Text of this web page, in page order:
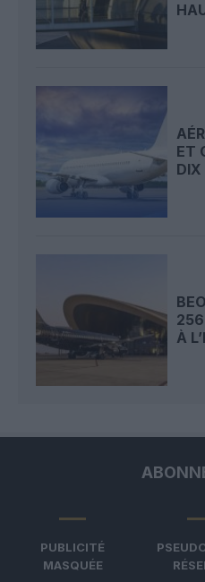
ET
DIX
256
À
PUBLICITÉ
MASQUÉE